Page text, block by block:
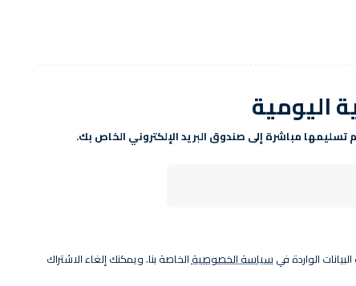
اليومية
تسليمها مباشرة إلى صندوق البريد الإلكتروني الخاص بك.
الواردة في سياسة الخصوصيةالخاصة بنا. ويمكنك إلغاء الاشتراك